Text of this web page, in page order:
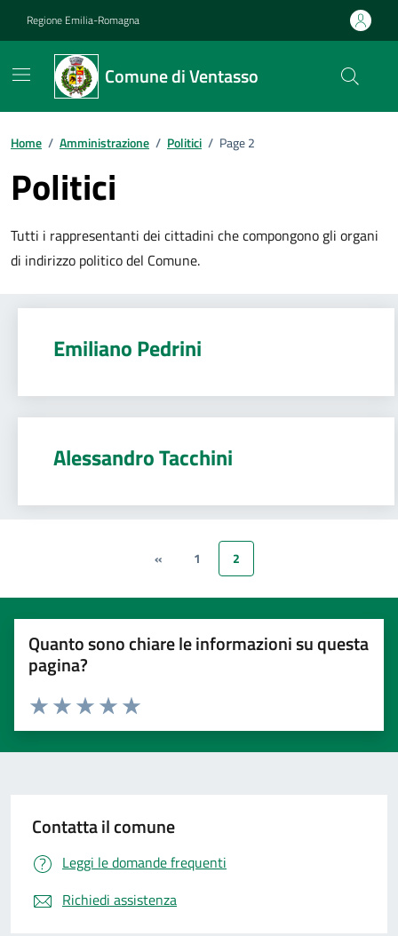
Regione Emilia-Romagna
Comune di Ventasso
Home / Amministrazione / Politici / Page 2
Politici
Tutti i rappresentanti dei cittadini che compongono gli organi
di indirizzo politico del Comune.
Emiliano Pedrini
Alessandro Tacchini
« 1 2
Quanto sono chiare le informazioni su questa
pagina?
Valuta 5 stelle su 5
Valuta 4 stelle su 5
Valuta 3 stelle su 5
Valuta 2 stelle su 5
Valuta 1 stelle su 5
Contatta il comune
Leggi le domande frequenti
Richiedi assistenza